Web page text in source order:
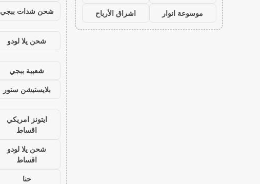
موسوعة انوار
اشراق الأرباح شحن شدات ببجي
شحن يلا لودو
شعبية ببجي
بلايستيشن ستور
ايتونز امريكي
اقساط
شحن يلا لودو
اقساط
حنا